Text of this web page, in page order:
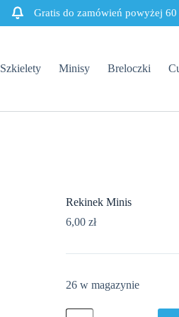
Gratis do zamówień powyżej 60
Szkielety Minisy Breloczki
Rekinek Minis
6,00 zł
26 w magazynie
ilość